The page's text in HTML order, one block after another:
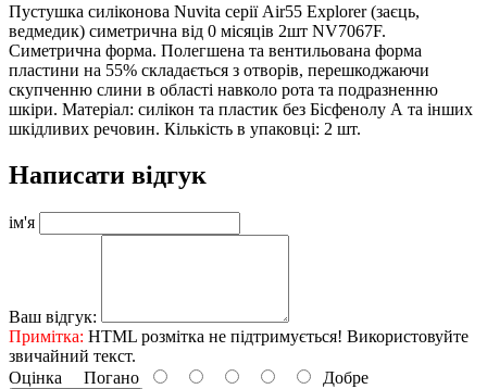
Пустушка силіконова Nuvita серії Air55 Explorer (заєць,
ведмедик) симетрична від 0 місяців 2шт NV7067F.
Симетрична форма. Полегшена та вентильована форма
пластини на 55% складається з отворів, перешкоджаючи
скупченню слини в області навколо рота та подразненню
шкіри. Матеріал: силікон та пластик без Бісфенолу А та інших
шкідливих речовин. Кількість в упаковці: 2 шт.
Написати відгук
ім'я
Ваш відгук:
Примітка: HTML розмітка не підтримується! Використовуйте
звичайний текст.
Оцінка Погано Добре